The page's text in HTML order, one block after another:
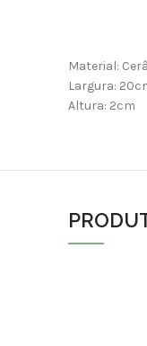
Material:
Largura:
Altura: 2cm